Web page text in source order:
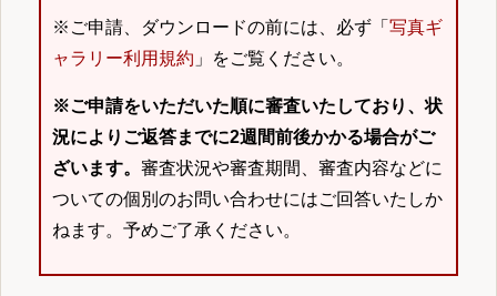
※ご申請、ダウンロードの前には、必ず「 写真ギ
ャラリー利用規約 」をご覧ください。
※ご申請をいただいた順に審査いたしており、状
況によりご返答までに2週間前後かかる場合がご
ざいます。 審査状況や審査期間、審査内容などに
ついての個別のお問い合わせにはご回答いたしか
ねます。予めご了承ください。